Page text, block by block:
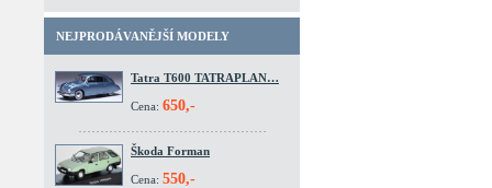
NEJPRODÁVANĚJŠÍ MODELY
Tatra T600 TATRAPLAN…
Cena: 650,-
Škoda Forman
Cena: 550,-